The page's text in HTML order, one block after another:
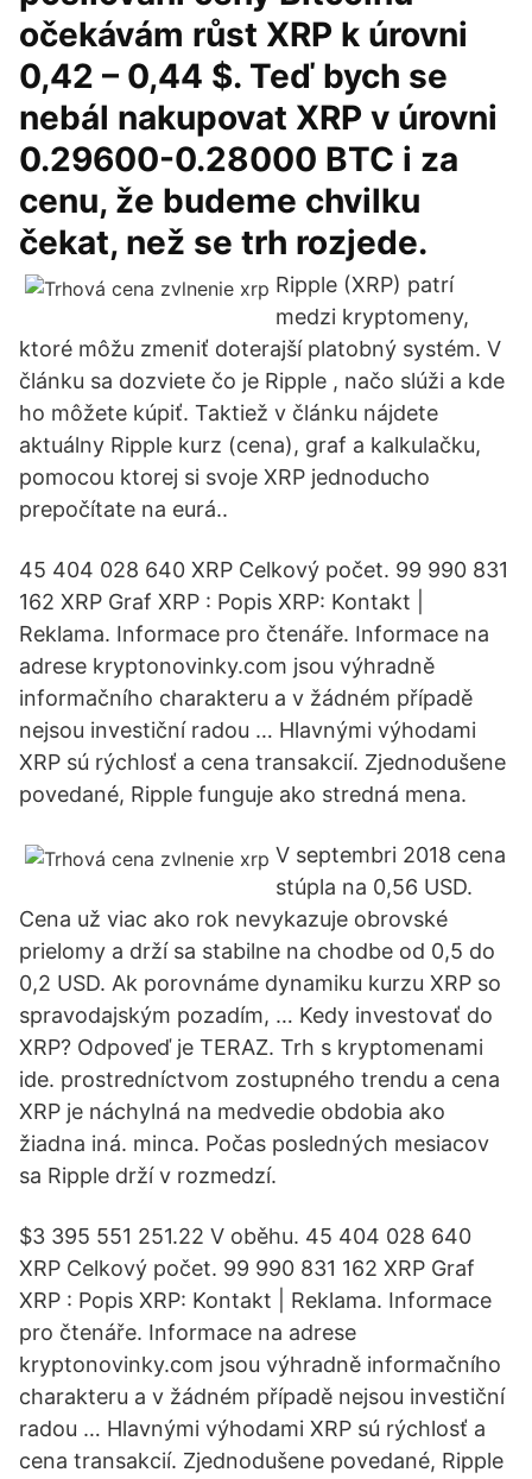
očekávám růst XRP k úrovni
0,42 – 0,44 $. Teď bych se
nebál nakupovat XRP v úrovni
0.29600-0.28000 BTC i za
cenu, že budeme chvilku
čekat, než se trh rozjede.
Ripple (XRP) patrí
medzi kryptomeny,
ktoré môžu zmeniť doterajší platobný systém. V
článku sa dozviete čo je Ripple , načo slúži a kde
ho môžete kúpiť. Taktiež v článku nájdete
aktuálny Ripple kurz (cena), graf a kalkulačku,
pomocou ktorej si svoje XRP jednoducho
prepočítate na eurá..
45 404 028 640 XRP Celkový počet. 99 990 831
162 XRP Graf XRP : Popis XRP: Kontakt |
Reklama. Informace pro čtenáře. Informace na
adrese kryptonovinky.com jsou výhradně
informačního charakteru a v žádném případě
nejsou investiční radou … Hlavnými výhodami
XRP sú rýchlosť a cena transakcií. Zjednodušene
povedané, Ripple funguje ako stredná mena.
V septembri 2018 cena
stúpla na 0,56 USD.
Cena už viac ako rok nevykazuje obrovské
prielomy a drží sa stabilne na chodbe od 0,5 do
0,2 USD. Ak porovnáme dynamiku kurzu XRP so
spravodajským pozadím, … Kedy investovať do
XRP? Odpoveď je TERAZ. Trh s kryptomenami
ide. prostredníctvom zostupného trendu a cena
XRP je náchylná na medvedie obdobia ako
žiadna iná. minca. Počas posledných mesiacov
sa Ripple drží v rozmedzí.
$3 395 551 251.22 V oběhu. 45 404 028 640
XRP Celkový počet. 99 990 831 162 XRP Graf
XRP : Popis XRP: Kontakt | Reklama. Informace
pro čtenáře. Informace na adrese
kryptonovinky.com jsou výhradně informačního
charakteru a v žádném případě nejsou investiční
radou … Hlavnými výhodami XRP sú rýchlosť a
cena transakcií. Zjednodušene povedané, Ripple